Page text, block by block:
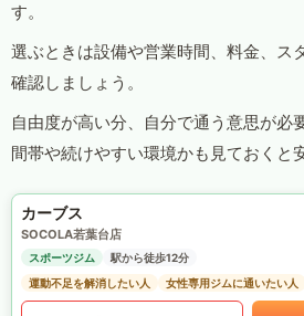
す。
選ぶときは設備や営業時間、料金、ス
確認しましょう。
自由度が高い分、自分で通う意思が必
間帯や続けやすい環境かも見ておくと
カーブス
SOCOLA若葉台店
スポーツジム
駅から徒歩12分
運動不足を解消したい人
女性専用ジムに通いたい人